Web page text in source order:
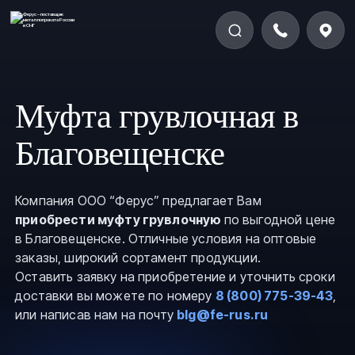
Муфта грувлочная в
Благовещенске
Компания ООО “Ферус” предлагает Вам
приобрести муфту грувлочную по выгодной цене
в Благовещенске. Отличные условия на оптовые
заказы, широкий сортамент продукции.
Оставить заявку на приобретение и уточнить сроки
доставки вы можете по номеру 8 (800) 775-39-43,
или написав нам на почту blg@fe-rus.ru